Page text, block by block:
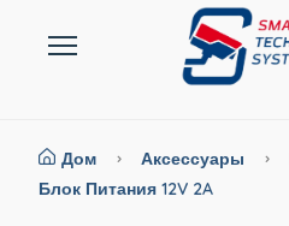
Дом Аксессуары
Блок Питания 12V 2A